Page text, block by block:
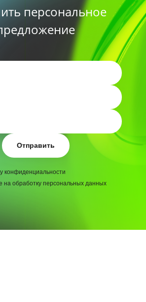
персональное
Отправить
конфиденциальности
на обработку персональных данных